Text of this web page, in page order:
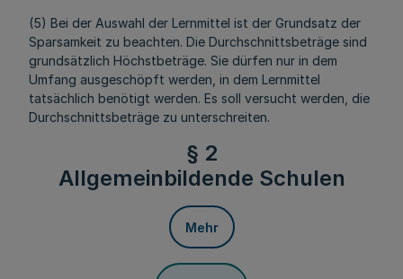
(5) Bei der Auswahl der Lernmittel ist der Grundsatz der
Sparsamkeit zu beachten. Die Durchschnittsbeträge sind
grundsätzlich Höchstbeträge. Sie dürfen nur in dem
Umfang ausgeschöpft werden, in dem Lernmittel
tatsächlich benötigt werden. Es soll versucht werden, die
Durchschnittsbeträge zu unterschreiten.
§ 2
Allgemeinbildende Schulen
Mehr